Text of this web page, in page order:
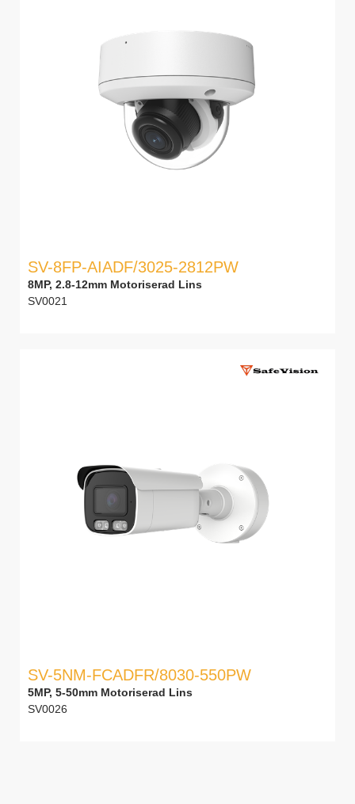
SV-8FP-AIADF/3025-2812PW
8MP, 2.8-12mm Motoriserad Lins
SV0021
SV-5NM-FCADFR/8030-550PW
5MP, 5-50mm Motoriserad Lins
SV0026